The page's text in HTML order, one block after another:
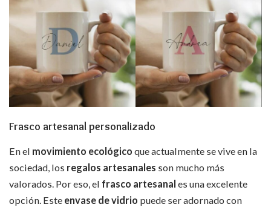
Frasco artesanal personalizado
En el movimiento ecológico que actualmente se vive en la
sociedad, los regalos artesanales son mucho más
valorados. Por eso, el frasco artesanal es una excelente
opción. Este envase de vidrio puede ser adornado con